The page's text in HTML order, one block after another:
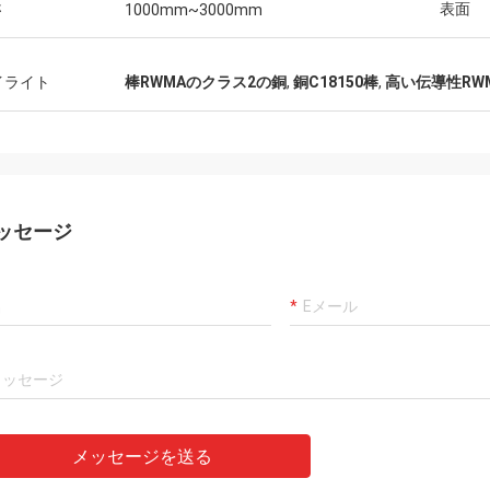
1000mm~3000mm 表面
イト 棒RWMAのクラス2の銅, 銅C18150棒, 高い伝導性
セージ
メッセージを送る